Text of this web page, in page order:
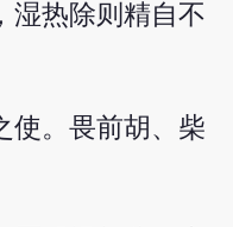
湿热除则精自不
使。畏前胡、柴